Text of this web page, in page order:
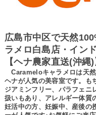
広島市中区で天然
ラメロ白島店・イン
【ヘナ農家直送(沖縄)
Carameloキャラメロは天
ヘナが人気の美容室です。も
ジアミンフリー、パラフェニ
扱いもあり、アレルギー体質
妊活中の方、妊娠中、産後の